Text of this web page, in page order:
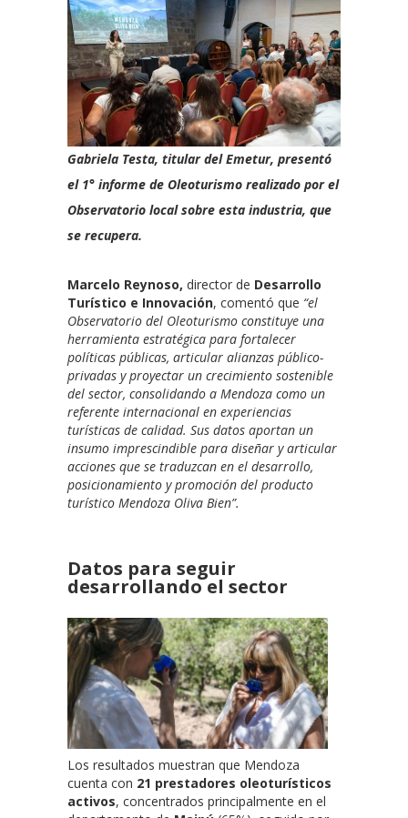
Gabriela Testa, titular del Emetur, presentó
el 1° informe de Oleoturismo realizado por el
Observatorio local sobre esta industria, que
se recupera.
Marcelo Reynoso, director de Desarrollo
Turístico e Innovación, comentó que “el
Observatorio del Oleoturismo constituye una
herramienta estratégica para fortalecer
políticas públicas, articular alianzas público-
privadas y proyectar un crecimiento sostenible
del sector, consolidando a Mendoza como un
referente internacional en experiencias
turísticas de calidad. Sus datos aportan un
insumo imprescindible para diseñar y articular
acciones que se traduzcan en el desarrollo,
posicionamiento y promoción del producto
turístico Mendoza Oliva Bien”.
Datos para seguir
desarrollando el sector
Los resultados muestran que Mendoza
cuenta con 21 prestadores oleoturísticos
activos, concentrados principalmente en el